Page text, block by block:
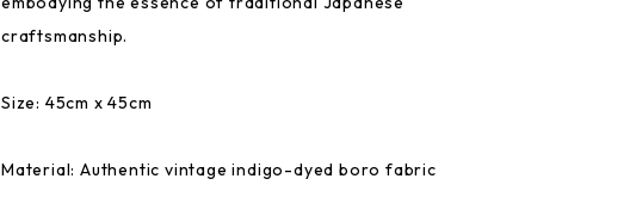
craftsmanship.
Size: 45cm x 45cm
Material: Authentic vintage indigo-dyed boro fabric